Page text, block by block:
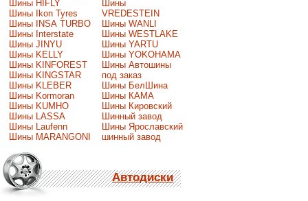
Шины HIFLY
Шины Ikon Tyres
Шины INSA TURBO
Шины Interstate
Шины JINYU
Шины KELLY
Шины KINFOREST
Шины KINGSTAR
Шины KLEBER
Шины Kormoran
Шины KUMHO
Шины LASSA
Шины Laufenn
Шины MARANGONI
Шины
VREDESTEIN
Шины WANLI
Шины WESTLAKE
Шины YARTU
Шины YOKOHAMA
Шины Автошины
под заказ
Шины БелШина
Шины КАМА
Шины Кировский
Шинный завод
Шины Ярославский
шинный завод
Автодиски